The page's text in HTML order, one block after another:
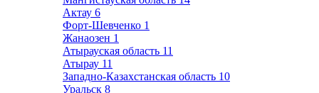
Актау 6
Форт-Шевченко 1
Жанаозен 1
Атырауская область 11
Атырау 11
Западно-Казахстанская область 10
Уральск 8